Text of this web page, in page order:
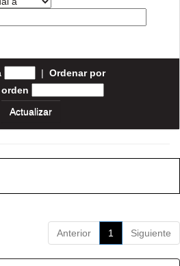
| Ordenar por
orden
Anterior 1 Siguiente